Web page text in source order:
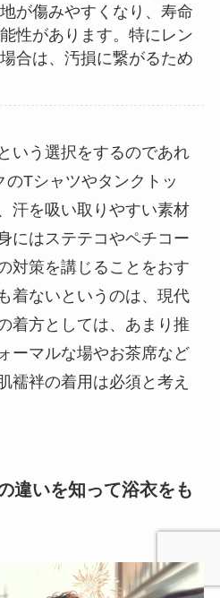
が傷みやすくなり、寿命
性があります。特にレン
合は、汚損に繋がるため
いう選択をするのであれ
Tシャツやタンクトッ
汗を吸い取りやすい素材
にはステテコやペチコー
対策を講じることをおす
着ないというのは、現代
着方としては、あまり推
ーマルな場やお茶席など
襦袢の着用は必須と考え
違いを知って浴衣をも